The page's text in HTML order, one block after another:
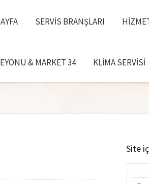
SERVIS BRANŞLARI
& MARKET 34 KLIMA SERVISI
Site